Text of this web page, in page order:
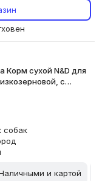
Корм сухой N&D для
с
собак
и картой